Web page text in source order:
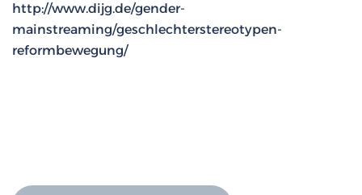
http://www.dijg.de/gender-
mainstreaming/geschlechterstereotypen-
reformbewegung/